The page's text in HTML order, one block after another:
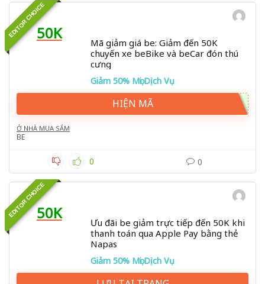
EDITOR CHOICE50K
Mã giảm giá be: Giảm đến 50K
chuyến xe beBike và beCar đón thú
cưng
Giảm 50% Mọi Dịch Vụ
HIỆN MÃ
Ở NHÀ MUA SẮM
BE
0 0
EDITOR CHOICE50K
Ưu đãi be giảm trực tiếp đến 50K khi
thanh toán qua Apple Pay bằng thẻ
Napas
Giảm 50% Mọi Dịch Vụ